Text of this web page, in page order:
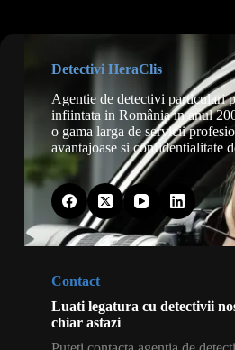
Detectivi HeraClis
Agentie de detectivi particulari
infiintata in România in anul
o gama larga de servicii
avantajoase si confidentialitate
Contact
Luati legatura cu detectivii
chiar astazi